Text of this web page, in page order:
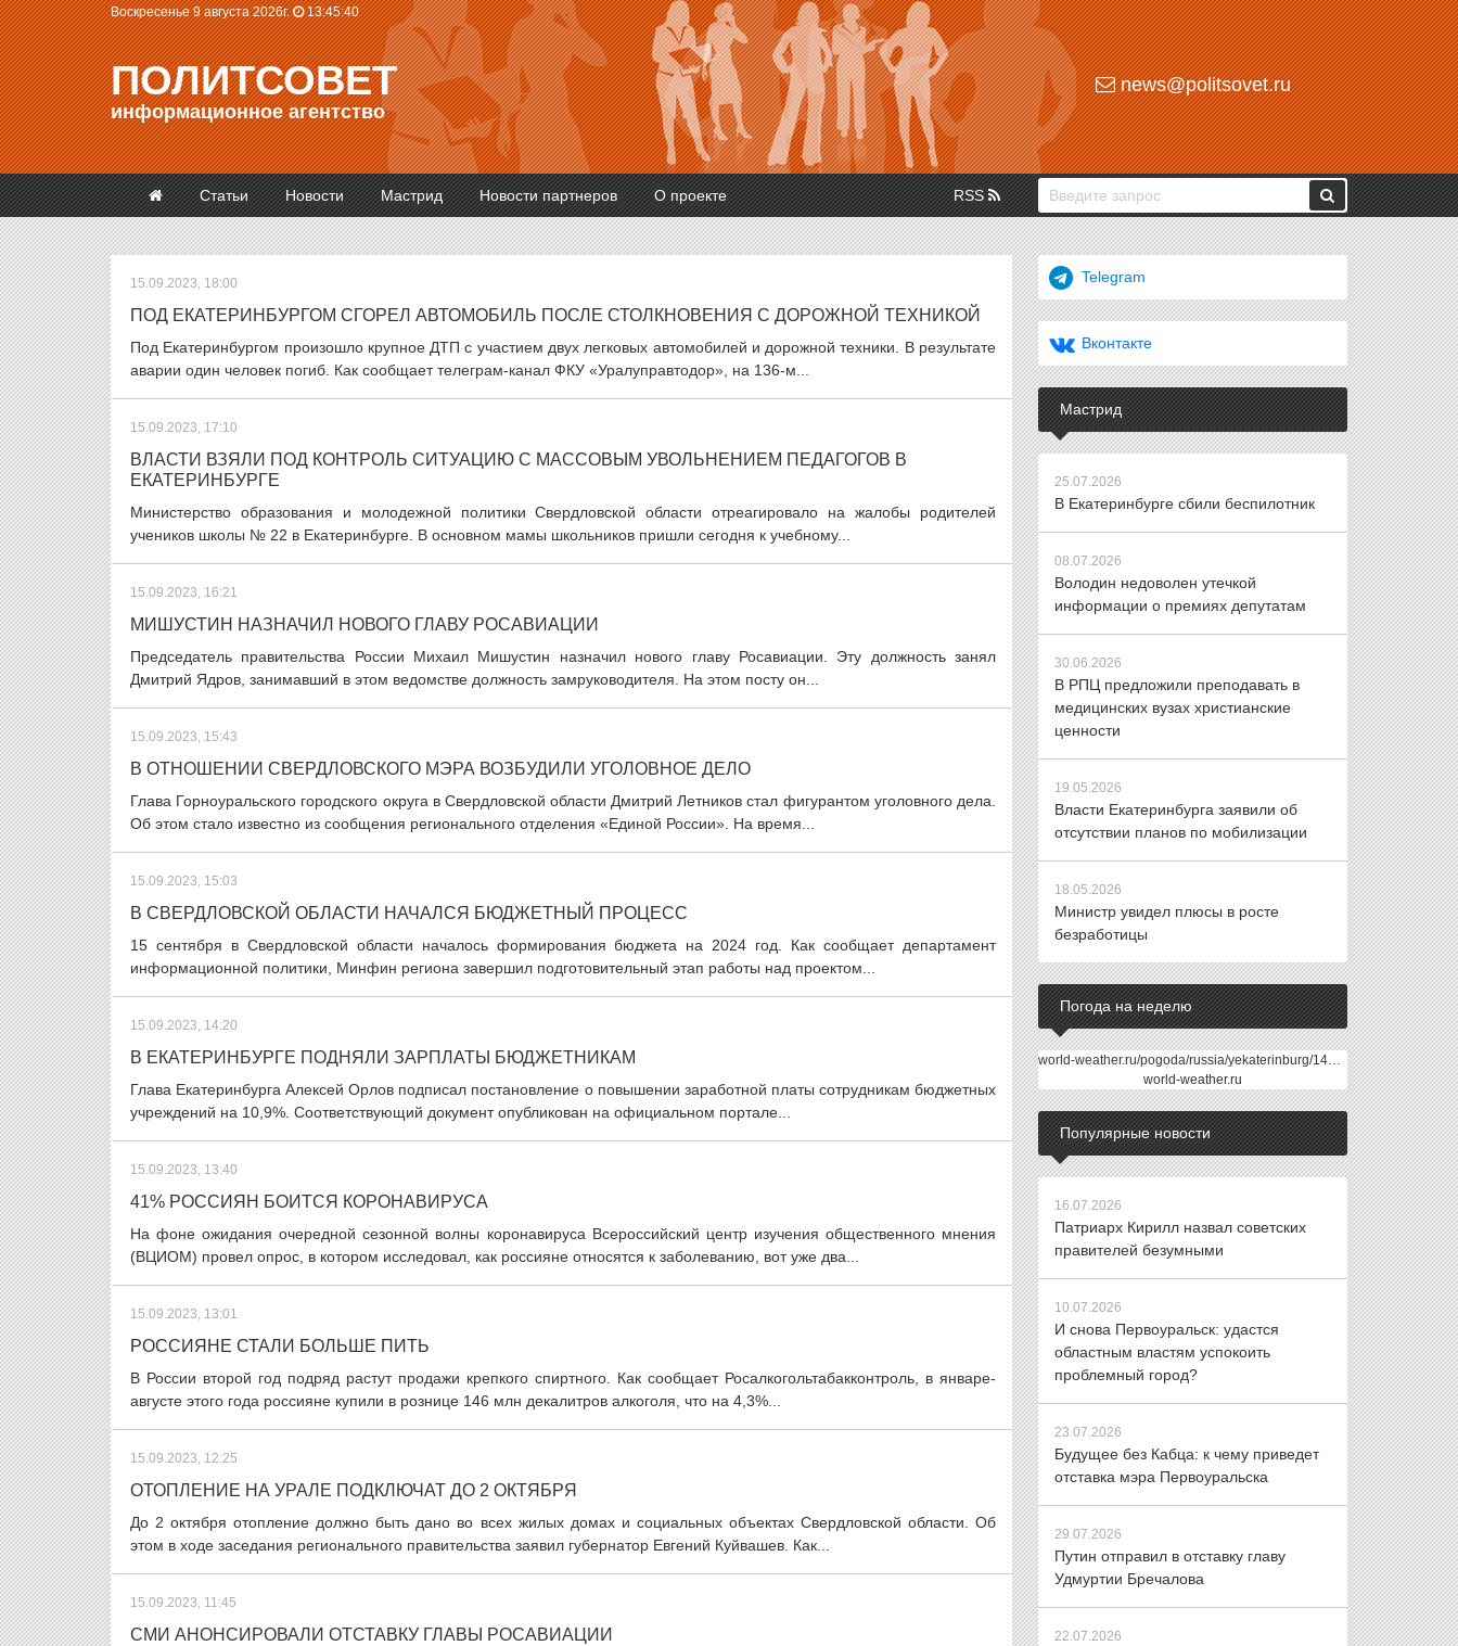
Воскресенье 9 августа 2026г. 13:45:41
ПОЛИТСОВЕТ
информационное агентство
news@politsovet.ru
Статьи Новости Мастрид Новости партнеров О проекте RSS
15.09.2023, 18:00
ПОД ЕКАТЕРИНБУРГОМ СГОРЕЛ АВТОМОБИЛЬ ПОСЛЕ СТОЛКНОВЕНИЯ С ДОРОЖНОЙ ТЕХНИКОЙ
Под Екатеринбургом произошло крупное ДТП с участием двух легковых автомобилей и дорожной техники. В результате
аварии один человек погиб. Как сообщает телеграм-канал ФКУ «Уралуправтодор», на 136-м...
15.09.2023, 17:10
ВЛАСТИ ВЗЯЛИ ПОД КОНТРОЛЬ СИТУАЦИЮ С МАССОВЫМ УВОЛЬНЕНИЕМ ПЕДАГОГОВ В
ЕКАТЕРИНБУРГЕ
Министерство образования и молодежной политики Свердловской области отреагировало на жалобы родителей
учеников школы № 22 в Екатеринбурге. В основном мамы школьников пришли сегодня к учебному...
15.09.2023, 16:21
МИШУСТИН НАЗНАЧИЛ НОВОГО ГЛАВУ РОСАВИАЦИИ
Председатель правительства России Михаил Мишустин назначил нового главу Росавиации. Эту должность занял
Дмитрий Ядров, занимавший в этом ведомстве должность замруководителя. На этом посту он...
15.09.2023, 15:43
В ОТНОШЕНИИ СВЕРДЛОВСКОГО МЭРА ВОЗБУДИЛИ УГОЛОВНОЕ ДЕЛО
Глава Горноуральского городского округа в Свердловской области Дмитрий Летников стал фигурантом уголовного дела.
Об этом стало известно из сообщения регионального отделения «Единой России». На время...
15.09.2023, 15:03
В СВЕРДЛОВСКОЙ ОБЛАСТИ НАЧАЛСЯ БЮДЖЕТНЫЙ ПРОЦЕСС
15 сентября в Свердловской области началось формирования бюджета на 2024 год. Как сообщает департамент
информационной политики, Минфин региона завершил подготовительный этап работы над проектом...
15.09.2023, 14:20
В ЕКАТЕРИНБУРГЕ ПОДНЯЛИ ЗАРПЛАТЫ БЮДЖЕТНИКАМ
Глава Екатеринбурга Алексей Орлов подписал постановление о повышении заработной платы сотрудникам бюджетных
учреждений на 10,9%. Соответствующий документ опубликован на официальном портале...
15.09.2023, 13:40
41% РОССИЯН БОИТСЯ КОРОНАВИРУСА
На фоне ожидания очередной сезонной волны коронавируса Всероссийский центр изучения общественного мнения
(ВЦИОМ) провел опрос, в котором исследовал, как россияне относятся к заболеванию, вот уже два...
15.09.2023, 13:01
РОССИЯНЕ СТАЛИ БОЛЬШЕ ПИТЬ
В России второй год подряд растут продажи крепкого спиртного. Как сообщает Росалкогольтабакконтроль, в январе-
августе этого года россияне купили в рознице 146 млн декалитров алкоголя, что на 4,3%...
15.09.2023, 12:25
ОТОПЛЕНИЕ НА УРАЛЕ ПОДКЛЮЧАТ ДО 2 ОКТЯБРЯ
До 2 октября отопление должно быть дано во всех жилых домах и социальных объектах Свердловской области. Об
этом в ходе заседания регионального правительства заявил губернатор Евгений Куйвашев. Как...
15.09.2023, 11:45
СМИ АНОНСИРОВАЛИ ОТСТАВКУ ГЛАВЫ РОСАВИАЦИИ
Telegram
Вконтакте
Мастрид
25.07.2026
В Екатеринбурге сбили беспилотник
08.07.2026
Володин недоволен утечкой
информации о премиях депутатам
30.06.2026
В РПЦ предложили преподавать в
медицинских вузах христианские
ценности
19.05.2026
Власти Екатеринбурга заявили об
отсутствии планов по мобилизации
18.05.2026
Министр увидел плюсы в росте
безработицы
Погода на неделю
world-weather.ru/pogoda/russia/yekaterinburg/14days/
world-weather.ru
Популярные новости
16.07.2026
Патриарх Кирилл назвал советских
правителей безумными
10.07.2026
И снова Первоуральск: удастся
областным властям успокоить
проблемный город?
23.07.2026
Будущее без Кабца: к чему приведет
отставка мэра Первоуральска
29.07.2026
Путин отправил в отставку главу
Удмуртии Бречалова
22.07.2026